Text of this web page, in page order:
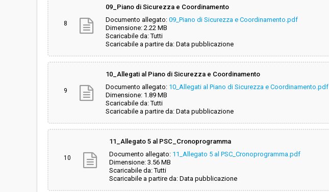
8
09_Piano di Sicurezza e Coordinamento
Documento allegato: 09_Piano di Sicurezza e Coordinamento.pdf
Dimensione: 2.22 MB
Scaricabile da: Tutti
Scaricabile a partire da: Data pubblicazione
9
10_Allegati al Piano di Sicurezza e Coordinamento
Documento allegato: 10_Allegati al Piano di Sicurezza e Coordinamento.pdf
Dimensione: 1.89 MB
Scaricabile da: Tutti
Scaricabile a partire da: Data pubblicazione
10
11_Allegato 5 al PSC_Cronoprogramma
Documento allegato: 11_Allegato 5 al PSC_Cronoprogramma.pdf
Dimensione: 3.56 MB
Scaricabile da: Tutti
Scaricabile a partire da: Data pubblicazione